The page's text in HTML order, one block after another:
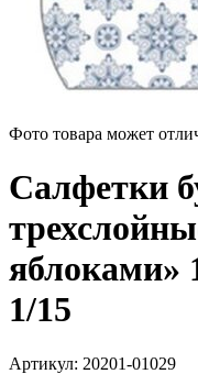
Фото товара может
Салфетки
яблоками»
1/15
Артикул: 20201-01029